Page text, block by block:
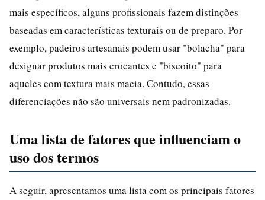
mais específicos, alguns profissionais fazem distinções
baseadas em características texturais ou de preparo. Por
exemplo, padeiros artesanais podem usar "bolacha" para
designar produtos mais crocantes e "biscoito" para
aqueles com textura mais macia. Contudo, essas
diferenciações não são universais nem padronizadas.
Uma lista de fatores que influenciam o
uso dos termos
A seguir, apresentamos uma lista com os principais fatores